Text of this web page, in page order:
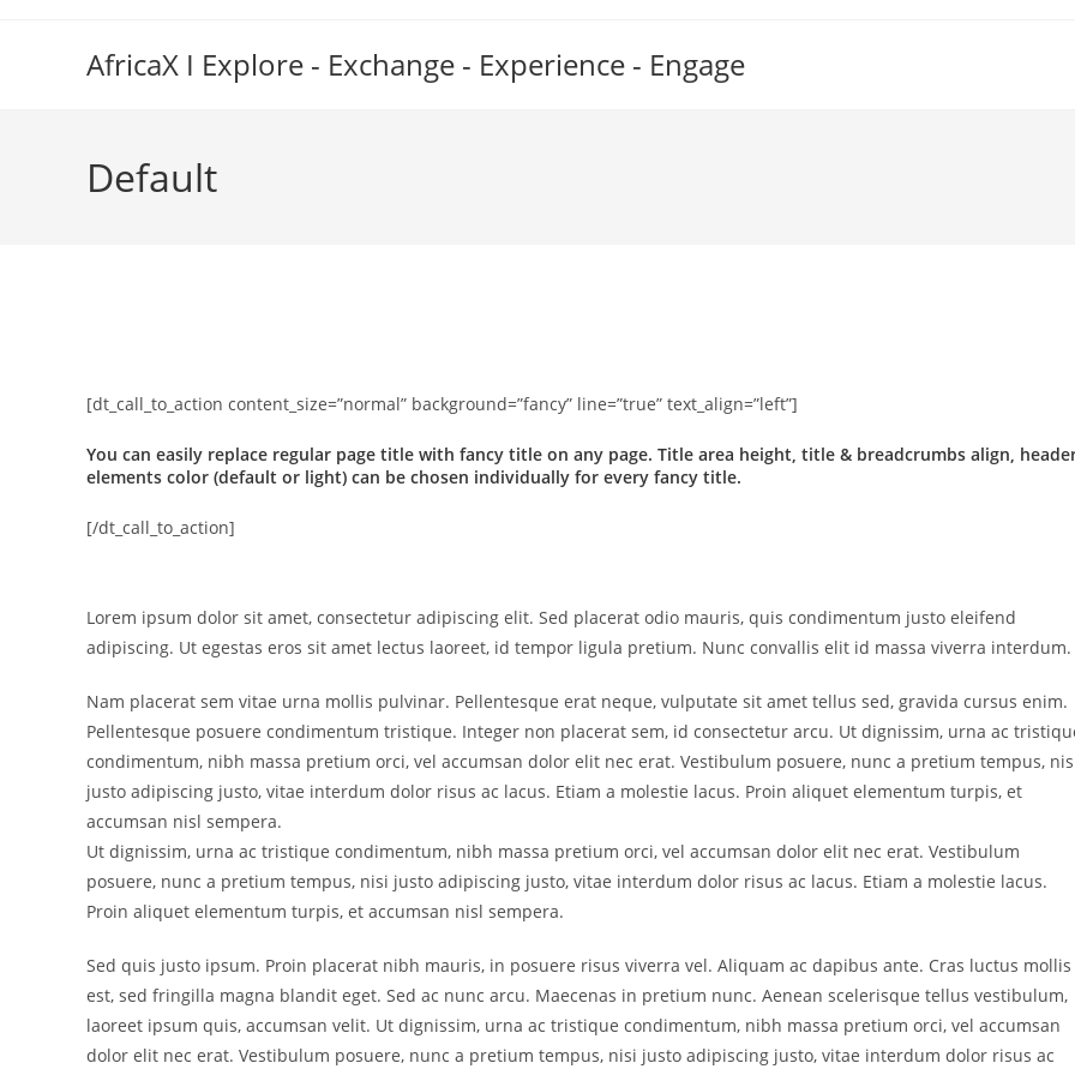
AfricaX I Explore - Exchange - Experience - Engage
Default
[dt_call_to_action content_size=”normal” background=”fancy” line=”true” text_align=”left”]
You can easily replace regular page title with fancy title on any page. Title area height, title & breadcrumbs align,
elements color (default or light) can be chosen individually for every fancy title.
[/dt_call_to_action]
Lorem ipsum dolor sit amet, consectetur adipiscing elit. Sed placerat odio mauris, quis condimentum justo eleifend
adipiscing. Ut egestas eros sit amet lectus laoreet, id tempor ligula pretium. Nunc convallis elit id massa viverra interdum.
Nam placerat sem vitae urna mollis pulvinar. Pellentesque erat neque, vulputate sit amet tellus sed, gravida cursus enim.
Pellentesque posuere condimentum tristique. Integer non placerat sem, id consectetur arcu. Ut dignissim, urna ac
condimentum, nibh massa pretium orci, vel accumsan dolor elit nec erat. Vestibulum posuere, nunc a pretium tempus,
justo adipiscing justo, vitae interdum dolor risus ac lacus. Etiam a molestie lacus. Proin aliquet elementum turpis, et
accumsan nisl sempera.
Ut dignissim, urna ac tristique condimentum, nibh massa pretium orci, vel accumsan dolor elit nec erat. Vestibulum
posuere, nunc a pretium tempus, nisi justo adipiscing justo, vitae interdum dolor risus ac lacus. Etiam a molestie lacus.
Proin aliquet elementum turpis, et accumsan nisl sempera.
Sed quis justo ipsum. Proin placerat nibh mauris, in posuere risus viverra vel. Aliquam ac dapibus ante. Cras luctus mollis
est, sed fringilla magna blandit eget. Sed ac nunc arcu. Maecenas in pretium nunc. Aenean scelerisque tellus vestibulum,
laoreet ipsum quis, accumsan velit. Ut dignissim, urna ac tristique condimentum, nibh massa pretium orci, vel accumsan
dolor elit nec erat. Vestibulum posuere, nunc a pretium tempus, nisi justo adipiscing justo, vitae interdum dolor risus ac